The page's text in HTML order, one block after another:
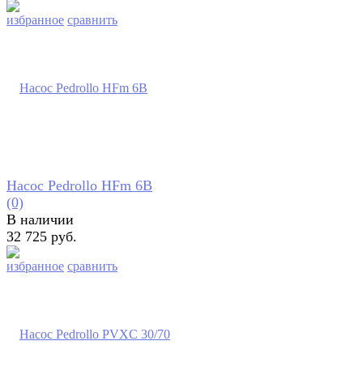
избранное сравнить
избранное сравнить
Насос Pedrollo HFm 6B
(0)
В наличии
32 725 руб.